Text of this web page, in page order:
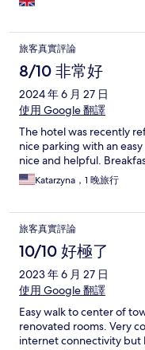
旅客真實評論
8/10 非常好
2024 年 6 月 27 日
使用 Google 翻譯
The hotel was recently
nice parking with an
nice and helpful.
Katarzyna，1 晚旅行
旅客真實評論
10/10 好極了
2023 年 6 月 27 日
使用 Google 翻譯
Easy walk to center of
renovated rooms. Very
internet connectivity but